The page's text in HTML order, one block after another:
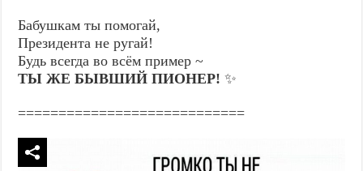
Бабушкам ты помогай,
Президента не ругай!
Будь всегда во всём пример ~
ТЫ ЖЕ БЫВШИЙ ПИОНЕР!✨
============================